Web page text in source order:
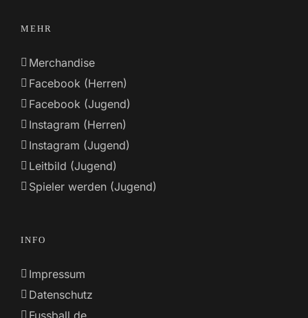
MEHR
Merchandise
Facebook (Herren)
Facebook (Jugend)
Instagram (Herren)
Instagram (Jugend)
Leitbild (Jugend)
Spieler werden (Jugend)
INFO
Impressum
Datenschutz
Fussball.de